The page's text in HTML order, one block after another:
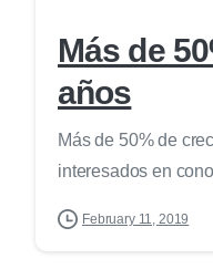
Más de
años
Más de 50% de
interesados en
February 11, 2019